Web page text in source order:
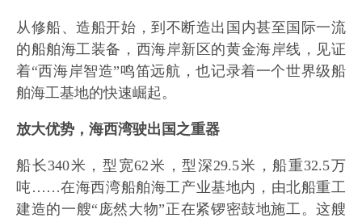
从修船、造船开始，到不断造出国内甚至国际一流
的船舶海工装备，西海岸新区的黄金海岸线，见证
着“西海岸智造”鸣笛远航，也记录着一个世界级船
舶海工基地的快速崛起。
放大优势，海西湾驶出国之重器
船长340米，型宽62米，型深29.5米，船重32.5万
吨……在海西湾船舶海工产业基地内，由北船重工
建造的一艘“庞然大物”正在紧锣密鼓地施工。这艘